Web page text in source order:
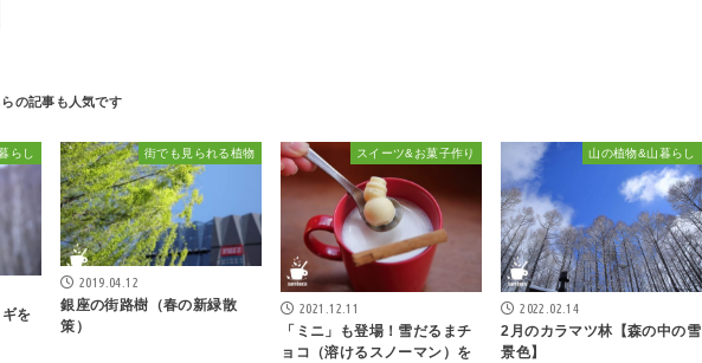
らし
を
街でも見られる植物
2019.04.12
銀座の街路樹（春の新緑散
策）
スイーツ&お菓子作り
2021.12.11
「ミニ」も登場！雪だるまチ
ョコ（溶けるスノーマン）を
山の植物&山暮らし
2022.02.14
2月のカラマツ林【森の中の雪
景色】